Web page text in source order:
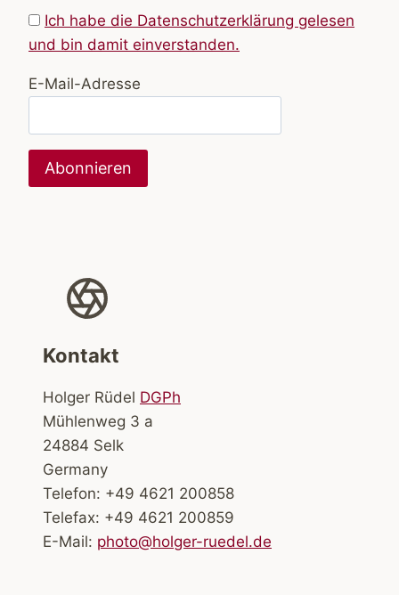
Ich habe die Datenschutzerklärung gelesen
und bin damit einverstanden.
E-Mail-Adresse
Kontakt
Holger Rüdel DGPh
Mühlenweg 3 a
24884 Selk
Germany
Telefon: +49 4621 200858
Telefax: +49 4621 200859
E-Mail: photo@holger-ruedel.de